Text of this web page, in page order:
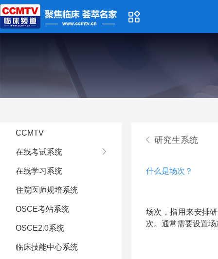
CCMTV
在线考试系统
在线学习系统
住院医师规培系统
OSCE考站系统
OSCE2.0系统
临床技能中心系统
研究生系统
什么是场次？
场次，指用来安排
次。通常需要设置